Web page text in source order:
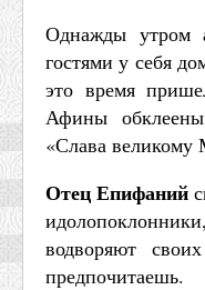
Однажды утром
гостями у себя
это время
Афины
«Слава великому
Отец Епифаний
водворяют
предпочитаешь.